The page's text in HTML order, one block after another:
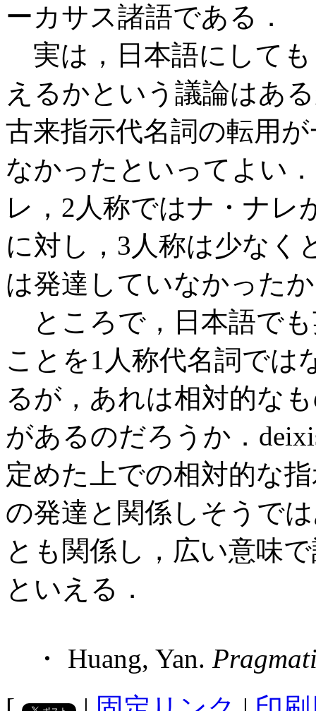
ーカサス諸語である．
実は，日本語にして
えるかという議論はあ
古来指示代名詞の転用
なかったといってよい
レ，2人称ではナ・ナレ
に対し，3人称は少なく
は発達していなかった
ところで，日本語で
ことを1人称代名詞では
るが，あれは相対的な
があるのだろうか．
定めた上での相対的な
の発達と関係しそうで
とも関係し，広い意味
といえる．
・ Huang, Yan.